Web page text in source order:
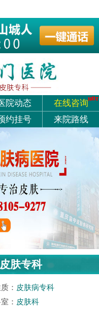
院动态
在线咨询
约挂号 来院路线
肤专科
： 皮肤病专科
： 皮肤科